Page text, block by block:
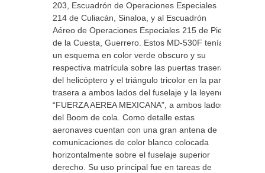
203, Escuadrón de Operaciones Especiales
214 de Culiacán, Sinaloa, y al Escuadrón
Aéreo de Operaciones Especiales 215 de Pie
de la Cuesta, Guerrero. Estos MD-530F tenían
un esquema en color verde obscuro y su
respectiva matrícula sobre las puertas traseras
del helicóptero y el triángulo tricolor en la parte
trasera a ambos lados del fuselaje y la leyenda
“FUERZA AEREA MEXICANA”, a ambos lados
del Boom de cola. Como detalle estas
aeronaves cuentan con una gran antena de
comunicaciones de color blanco colocada
horizontalmente sobre el fuselaje superior
derecho. Su uso principal fue en tareas de